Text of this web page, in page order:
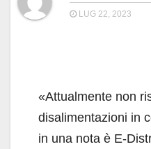
LUG 22, 2023
«Attualmente non
disalimentazioni in
in una nota è E-